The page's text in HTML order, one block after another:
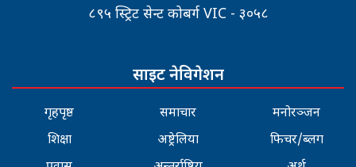
८९५ स्ट्रिट सेन्ट कोबर्ग VIC - ३०५८
साइट नेविगेशन
गृहपृष्ठ
शिक्षा
समाचार
अष्ट्रेलिया
मनोरञ्जन
फिचर/ब्लग